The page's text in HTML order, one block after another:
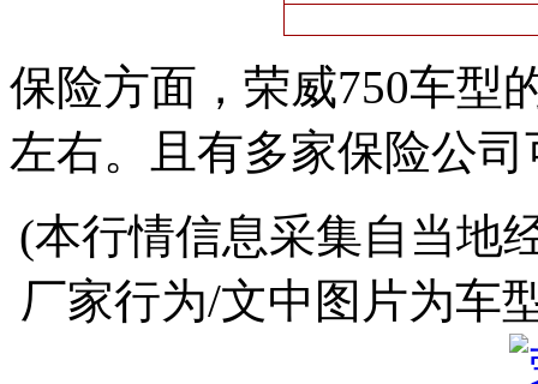
保险方面，荣威750车型
左右。且有多家保险公
(本行情信息采集自当地
厂家行为/文中图片为车